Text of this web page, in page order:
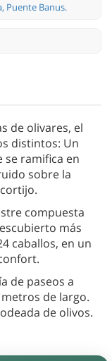
Puente Banus.
de olivares, el
distintos: Un
ramifica en
sobre la
compuesta
más
caballos, en un
de paseos a
de largo.
de olivos.